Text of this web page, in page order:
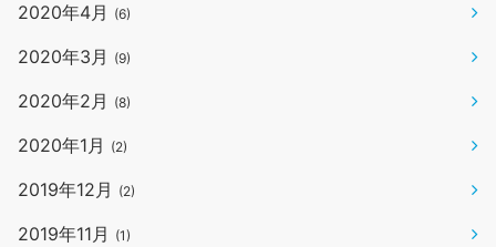
2020年4月 (6)
2020年3月 (9)
2020年2月 (8)
2020年1月 (2)
2019年12月 (2)
2019年11月 (1)